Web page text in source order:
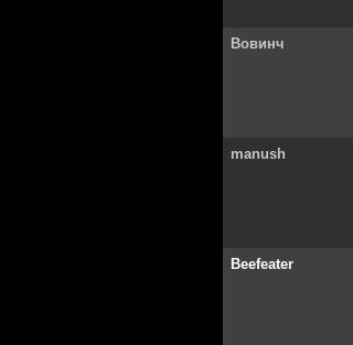
Вовинч
manush
Beefeater